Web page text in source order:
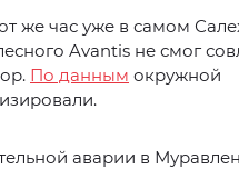
же час уже в самом
Avantis не смог
По данным окружной
аварии в